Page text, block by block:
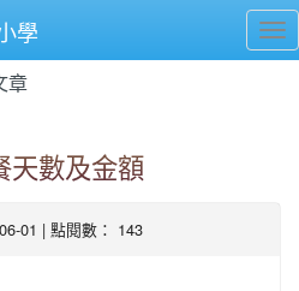
學
章
天數及金額
01 | 點閱數： 143